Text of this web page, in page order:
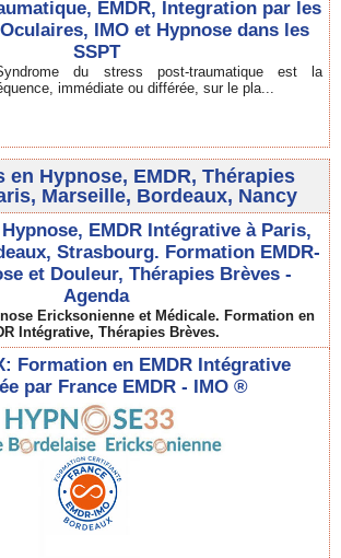
EMDR, Integration par les
IMO et Hypnose dans les
SSPT
du stress post-traumatique est la
immédiate ou différée, sur le pla...
en Hypnose, EMDR, Thérapies
Marseille, Bordeaux, Nancy
EMDR Intégrative à Paris,
Strasbourg. Formation EMDR-
et Douleur, Thérapies Brèves -
Agenda
Ericksonienne et Médicale. Formation en
Intégrative, Thérapies Brèves.
Formation en EMDR Intégrative
par France EMDR - IMO ®